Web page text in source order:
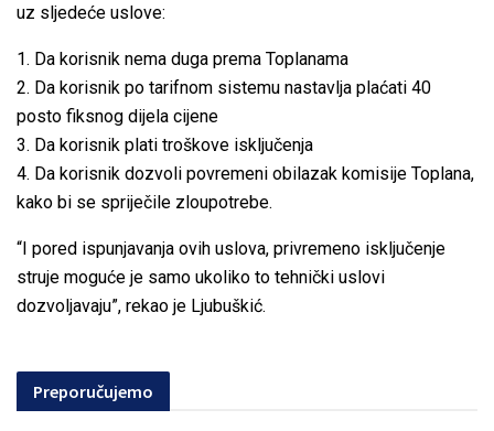
uz sljedeće uslove:
1. Da korisnik nema duga prema Toplanama
2. Da korisnik po tarifnom sistemu nastavlja plaćati 40
posto fiksnog dijela cijene
3. Da korisnik plati troškove isključenja
4. Da korisnik dozvoli povremeni obilazak komisije Toplana,
kako bi se spriječile zloupotrebe.
“I pored ispunjavanja ovih uslova, privremeno isključenje
struje moguće je samo ukoliko to tehnički uslovi
dozvoljavaju”, rekao je Ljubuškić.
Preporučujemo